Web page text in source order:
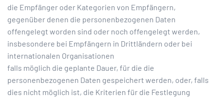
die Empfänger oder Kategorien von Empfängern,
gegenüber denen die personenbezogenen Daten
offengelegt worden sind oder noch offengelegt werden,
insbesondere bei Empfängern in Drittländern oder bei
internationalen Organisationen
falls möglich die geplante Dauer, für die die
personenbezogenen Daten gespeichert werden, oder, falls
dies nicht möglich ist, die Kriterien für die Festlegung